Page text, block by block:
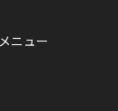
ニュー